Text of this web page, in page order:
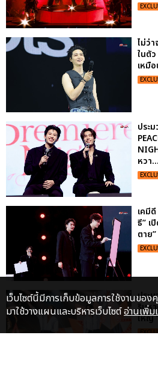
ไม่ว่
ในตั
เหมื
ประ
หวา...
เคมี
ธี” เ
ตาย
ประ
ริมห
ใหญ่
เว็บไซต์นี้มีการเก็บข้อมูลการใช้งานขอ
มาใช้วางแผนและบริหารเว็บไซต์อ่านเพิ่ม